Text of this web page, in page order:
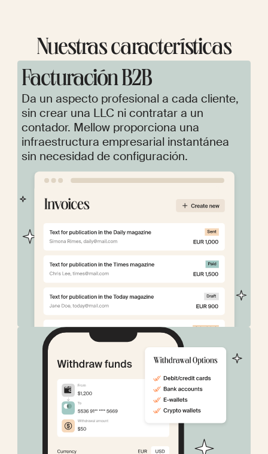
Nuestras características
Facturación B2B
Da un aspecto profesional a cada cliente,
sin crear una LLC ni contratar a un
contador. Mellow proporciona una
infraestructura empresarial instantánea
sin necesidad de configuración.